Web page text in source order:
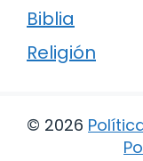
Biblia
Religión
© 2026